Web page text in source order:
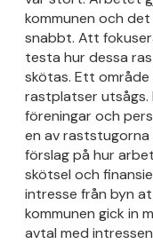
kommunen och
snabbt. Att
testa hur dessa
skötas. Ett område
rastplatser utsågs.
föreningar och
en av
förslag på hur
skötsel och
intresse från byn
kommunen gick in
avtal med